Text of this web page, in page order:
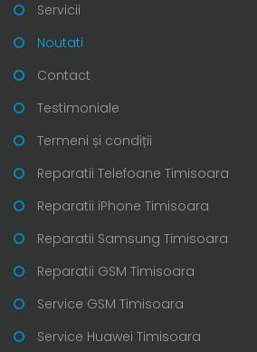
Servicii
Noutati
Contact
Testimoniale
Termeni și condiții
Reparatii Telefoane Timisoara
Reparatii iPhone Timisoara
Reparatii Samsung Timisoara
Reparatii GSM Timisoara
Service GSM Timisoara
Service Huawei Timisoara